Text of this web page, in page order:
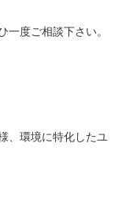
一度ご相談下さい。
、環境に特化したユ